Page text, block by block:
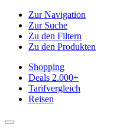
Zur Navigation
Zur Suche
Zu den Filtern
Zu den Produkten
Shopping
Deals 2.000+
Tarifvergleich
Reisen